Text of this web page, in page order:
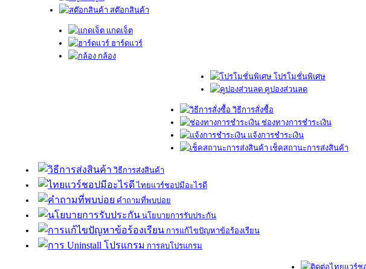
สต๊อกสินค้า
แกดเจ็ต
ฮาร์ดแวร์
กล้อง
โปรโมชั่นพิเศษ
คูปองส่วนลด
วิธีการสั่งซื้อ
ช่องทางการชำระเงิน
แจ้งการชำระเงิน
เช็คสถานะการส่งสินค้า
วิธีการส่งสินค้า
ไทยแวร์ชอปมีอะไรดี
คำถามที่พบบ่อย
นโยบายการรับประกัน
การแก้ไขปัญหาข้อร้องเรียน
การลบโปรแกรม